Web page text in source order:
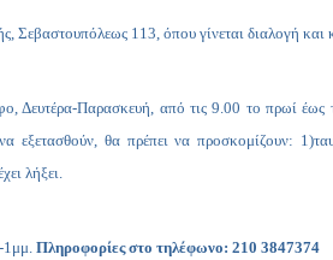
Σεβαστουπόλεως 113, όπου γίνεται διαλογή και
Παρασκευή, από τις 9.00 το πρωί έως
εξετασθούν, θα πρέπει να προσκομίζουν:
λήξει.
1μμ. Πληροφορίες στο τηλέφωνο: 210 3847374